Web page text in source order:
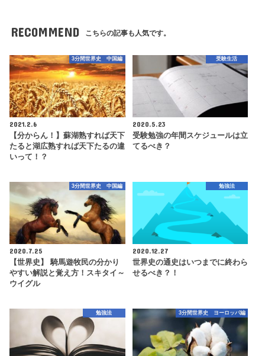
RECOMMEND こちらの記事も人気です。
3分間世界史 中国編
2021.2.6
【分からん！】蘇湖熟すれば天下
たると湖広熟すれば天下たるの違
いって！？
受験生活
2020.5.23
受験勉強の年間スケジュールは立
てるべき？
3分間世界史 中国編
2020.7.25
【世界史】 騎馬遊牧民の分かり
やすい解説と覚え方！スキタイ～
ウイグル
勉強法
2020.12.27
世界史の通史はいつまでに終わら
せるべき？！
勉強法 3分間世界史 ヨーロッパ編